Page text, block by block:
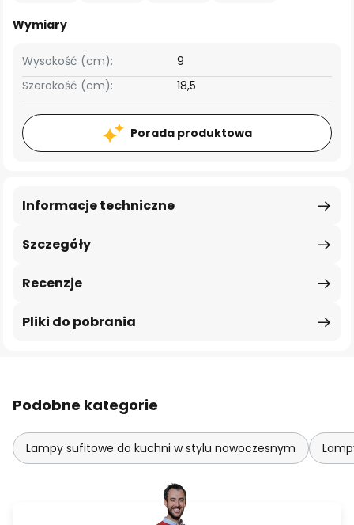
Wymiary
Szerokość (cm): 18,5
Wysokość (cm): 9
Porada produktowa
Szczegóły
Informacje techniczne
Recenzje
Pliki do pobrania
Podobne kategorie
Lampy sufitowe do kuchni w stylu nowoczesnym